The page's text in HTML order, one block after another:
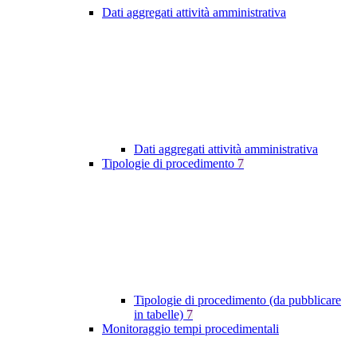
Dati aggregati attività amministrativa
Dati aggregati attività amministrativa
Tipologie di procedimento 7
Tipologie di procedimento (da pubblicare
in tabelle) 7
Monitoraggio tempi procedimentali